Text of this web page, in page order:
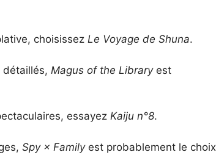
choisissez Le Voyage de Shuna.
détaillés, Magus of the Libraryest
essayez Kaiju n°8.
Spy × Familyest probablement le choix